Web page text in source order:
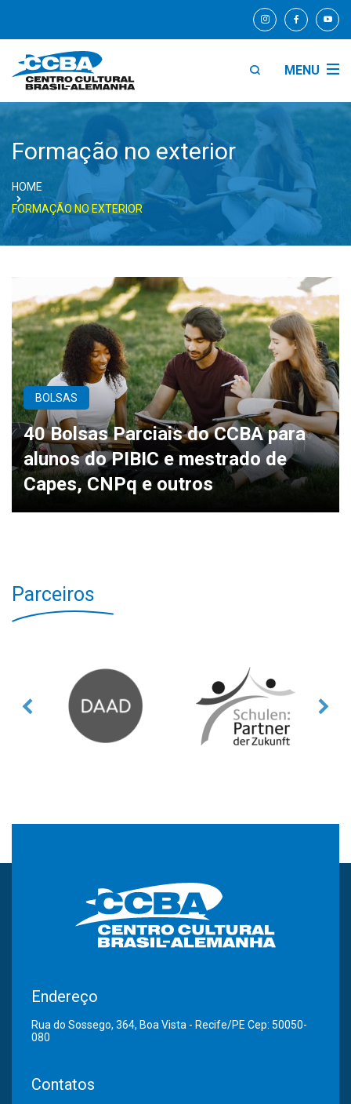
MENU
Formação no exterior
HOME
FORMAÇÃO NO EXTERIOR
BOLSAS
40 Bolsas Parciais do CCBA para
alunos do PIBIC e mestrado de
Capes, CNPq e outros
Parceiros
Endereço
Rua do Sossego, 364, Boa Vista - Recife/PE Cep: 50050-
080
Contatos